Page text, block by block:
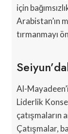
için
Arabistan’ın
tırmanmayı
Al-
Liderlik
çatışmaların
Çatışmalar,